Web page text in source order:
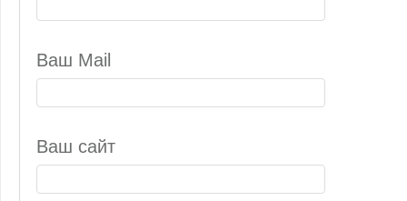
Ваш Mail
Ваш сайт